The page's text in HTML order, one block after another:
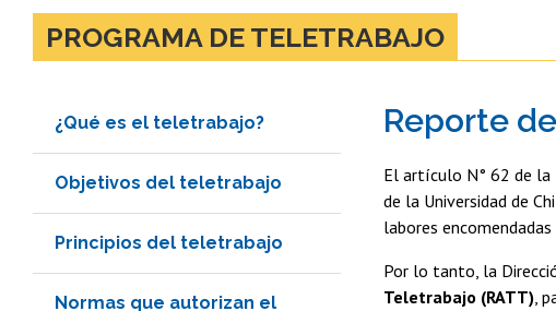
PROGRAMA DE TELETRABAJO
¿Qué es el teletrabajo?
Objetivos del teletrabajo
Principios del teletrabajo
Normas que autorizan el
Reporte
El artículo N° 62 de la
de la Universidad de
labores
Por lo tanto, la
Teletrabajo (RATT) ,